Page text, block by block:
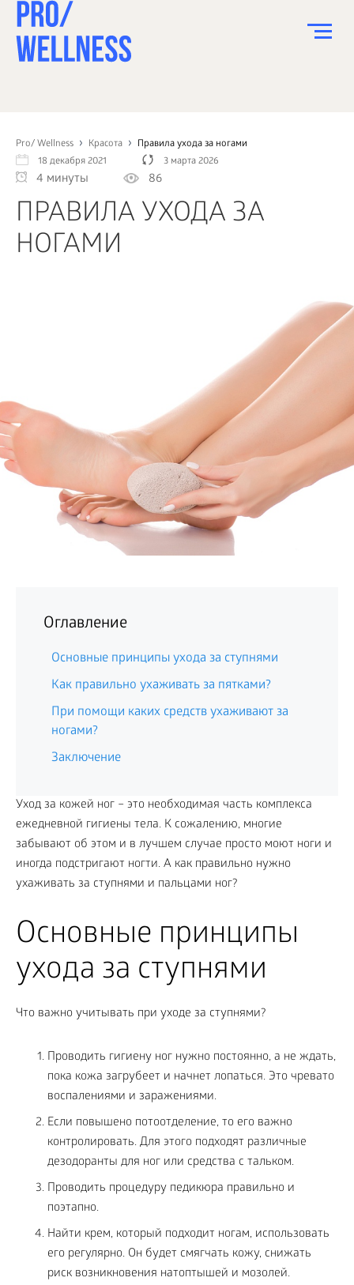
Pro/ Wellness Красота
Правила ухода за ногами
18 декабря 2021
3 марта 2026
4 минуты 86
ПРАВИЛА УХОДА ЗА
НОГАМИ
Оглавление
Основные принципы ухода за ступнями
Как правильно ухаживать за пятками?
При помощи каких средств ухаживают за
ногами?
Заключение
Уход за кожей ног – это необходимая часть комплекса
ежедневной гигиены тела. К сожалению, многие
забывают об этом и в лучшем случае просто моют ноги и
иногда подстригают ногти. А как правильно нужно
ухаживать за ступнями и пальцами ног?
Основные принципы
ухода за ступнями
Что важно учитывать при уходе за ступнями?
Проводить гигиену ног нужно постоянно, а не ждать,
пока кожа загрубеет и начнет лопаться. Это чревато
воспалениями и заражениями.
Если повышено потоотделение, то его важно
контролировать. Для этого подходят различные
дезодоранты для ног или средства с тальком.
Проводить процедуру педикюра правильно и
поэтапно.
Найти крем, который подходит ногам, использовать
его регулярно. Он будет смягчать кожу, снижать
риск возникновения натоптышей и мозолей.
СПОРТ
ЗДОРОВЬЕ
КРАСОТА
ПСИХОЛОГИЯ